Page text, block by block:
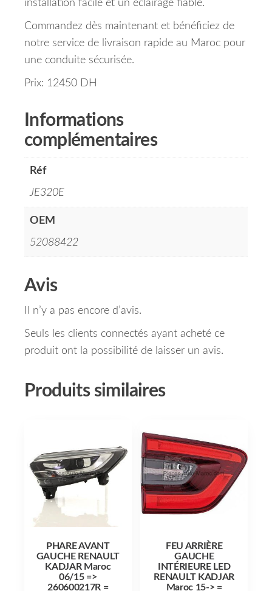
installation facile et un éclairage fiable.
Commandez dès maintenant et bénéficiez de
notre service de livraison rapide au Maroc pour
une conduite sécurisée.
Prix: 12450 DH
Informations
complémentaires
Réf
JE320E
OEM
52088422
Avis
Il n’y a pas encore d’avis.
Seuls les clients connectés ayant acheté ce
produit ont la possibilité de laisser un avis.
Produits similaires
PHARE AVANT
GAUCHE RENAULT
KADJAR Maroc
06/15 =>
260600217R =
FEU ARRIÈRE
GAUCHE
INTÉRIEURE LED
RENAULT KADJAR
Maroc 15-> =